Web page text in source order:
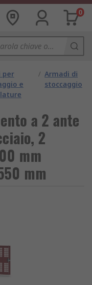
0
per
e
/ Armadi di
stoccaggio
a 2 ante
2
mm
mm